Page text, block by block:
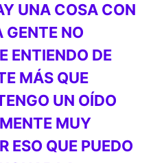
UNA COSA CON
GENTE NO
ENTIENDO DE
MÁS QUE
UN OÍDO
MUY
ESO QUE PUEDO